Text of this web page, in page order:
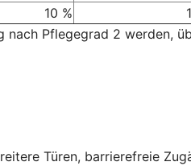
10 %
Pflegegrad 2 werden,
Türen, barrierefreie